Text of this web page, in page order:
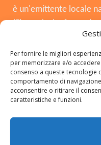
Per fornire le migliori
per memorizzare e/o
consenso a queste
comportamento di
acconsentire o ritirare il
caratteristiche e funzioni.
è un'emittente locale
(Firenze), che funge da
e il Mugello. Dopo la
onda il 3 agosto 2015,
cronaca e
una radio del territorio,
DAB+ e sui social.
Copyright © 2026